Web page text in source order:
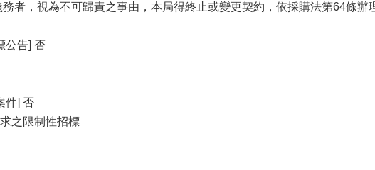
者，視為不可歸責之事由，本局得終止或變更契約，依採購法第64條辦
公告] 否
件] 否
之限制性招標